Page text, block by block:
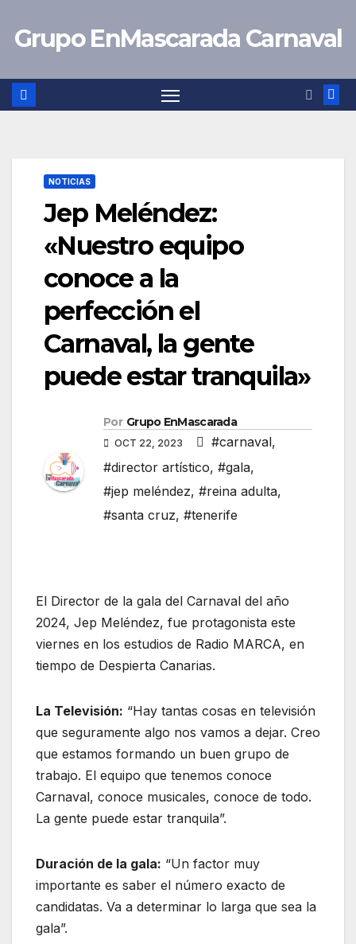
Grupo EnMascarada Carnaval
NOTICIAS
Jep Meléndez:
«Nuestro equipo
conoce a la
perfección el
Carnaval, la gente
puede estar tranquila»
Por Grupo EnMascarada
OCT 22, 2023 #carnaval,
#director artístico, #gala,
#jep meléndez, #reina adulta,
#santa cruz, #tenerife
El Director de la gala del Carnaval del año
2024, Jep Meléndez, fue protagonista este
viernes en los estudios de Radio MARCA, en
tiempo de Despierta Canarias.
La Televisión: “Hay tantas cosas en televisión
que seguramente algo nos vamos a dejar. Creo
que estamos formando un buen grupo de
trabajo. El equipo que tenemos conoce
Carnaval, conoce musicales, conoce de todo.
La gente puede estar tranquila”.
Duración de la gala: “Un factor muy
importante es saber el número exacto de
candidatas. Va a determinar lo larga que sea la
gala”.